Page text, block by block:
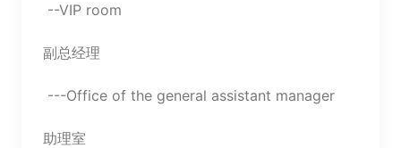
--VIP room
副总经理
---Office of the general assistant manager
助理室